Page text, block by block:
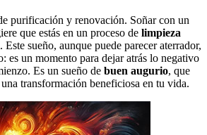
purificación y renovación. Soñar con un
que estás en un proceso de limpieza
. Este sueño, aunque puede parecer aterrador,
es un momento para dejar atrás lo negativo
Es un sueño de buen augurio, que
transformación beneficiosa en tu vida.